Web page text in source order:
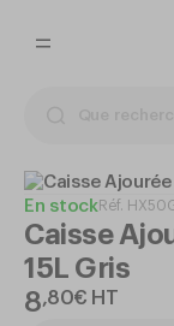
En stockRéf.
Caisse
15L Gris
8,80€ HT